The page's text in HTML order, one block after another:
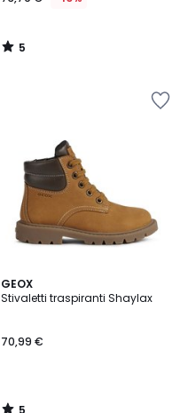
5
/
GEOX
Stivaletti traspiranti Shaylax
70,99 €
5
/
5